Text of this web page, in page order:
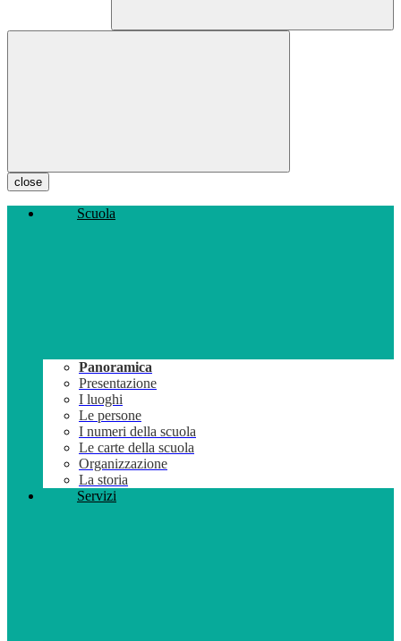
close
Scuola
Panoramica
Presentazione
I luoghi
Le persone
I numeri della scuola
Le carte della scuola
Organizzazione
La storia
Servizi